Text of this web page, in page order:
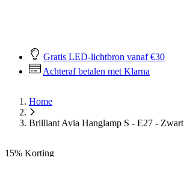
Gratis LED-lichtbron vanaf €30
Achteraf betalen met Klarna
Home
Brilliant Avia Hanglamp S - E27 - Zwart
15% Korting